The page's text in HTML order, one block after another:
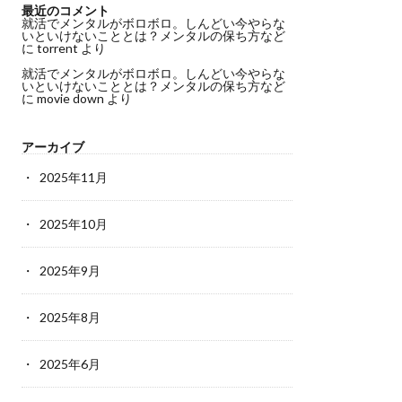
最近のコメント
就活でメンタルがボロボロ。しんどい今やらな
いといけないこととは？メンタルの保ち方など
に torrentより
就活でメンタルがボロボロ。しんどい今やらな
いといけないこととは？メンタルの保ち方など
に movie down より
アーカイブ
2025年11月
2025年10月
2025年9月
2025年8月
2025年6月